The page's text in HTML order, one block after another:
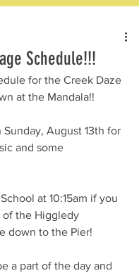
Schedule!!!
for the Creek Daze
at the Mandala!!
August 13th for
and some
at 10:15am if you
of the Higgledy
down to the Pier!
a part of the day and